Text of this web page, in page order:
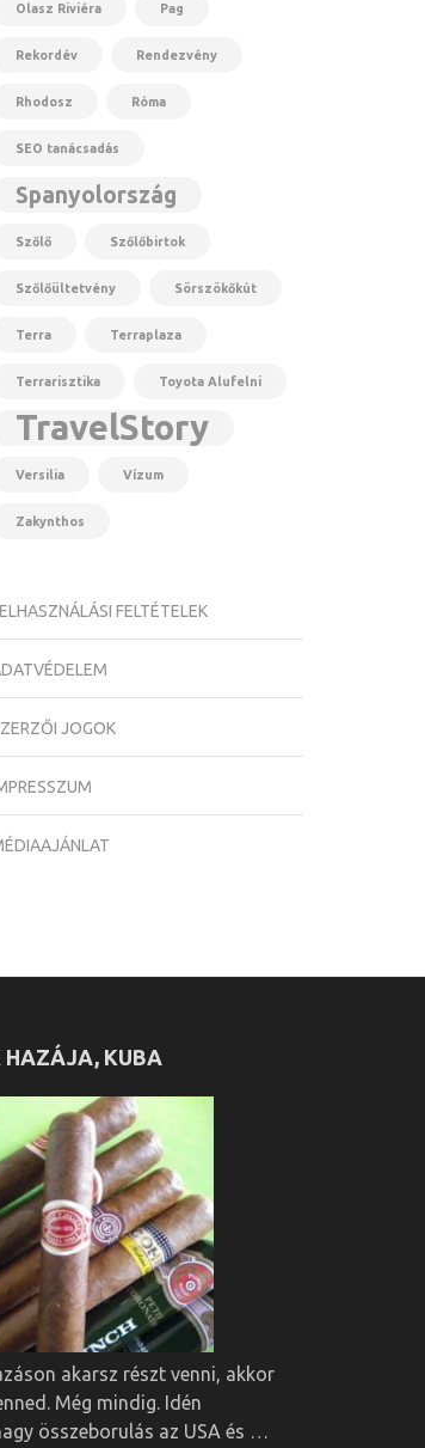
Olasz Riviéra Pag
Rekordév Rendezvény
Rhodosz Róma
SEO tanácsadás
Spanyolország
Szőlő Szőlőbirtok
Szőlőültetvény Sörszökőkút
Terra Terraplaza
Terrarisztika Toyota Alufelni
TravelStory
Versilia Vízum
Zakynthos
FELTÉTELEK
JOGOK
HAZÁJA, KUBA
akarsz részt venni, akkor
Még mindig. Idén
összeborulás az USA és …